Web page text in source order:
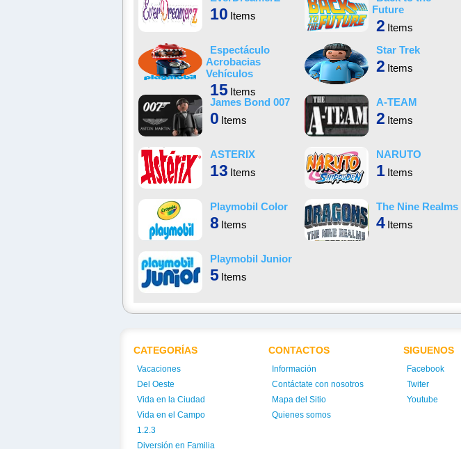
10 Items
Future
2 Items
Espectáculo
Acrobacias
Vehículos
15 Items
Star Trek
2 Items
James Bond 007
0 Items
A-TEAM
2 Items
ASTERIX
13 Items
NARUTO
1 Items
Playmobil Color
8 Items
The Nine Realms
4 Items
Playmobil Junior
5 Items
CATEGORÍAS
Vacaciones
Del Oeste
Vida en la Ciudad
Vida en el Campo
1.2.3
Diversión en Familia
CONTACTOS
Información
Contáctate con nosotros
Mapa del Sitio
Quienes somos
SIGUENOS
Facebook
Twiter
Youtube